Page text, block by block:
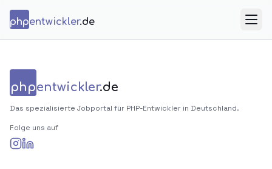
phpentwickler.de
phpentwickler.de
Das spezialisierte Jobportal für PHP-Entwickler in Deutschland.
Folge uns auf